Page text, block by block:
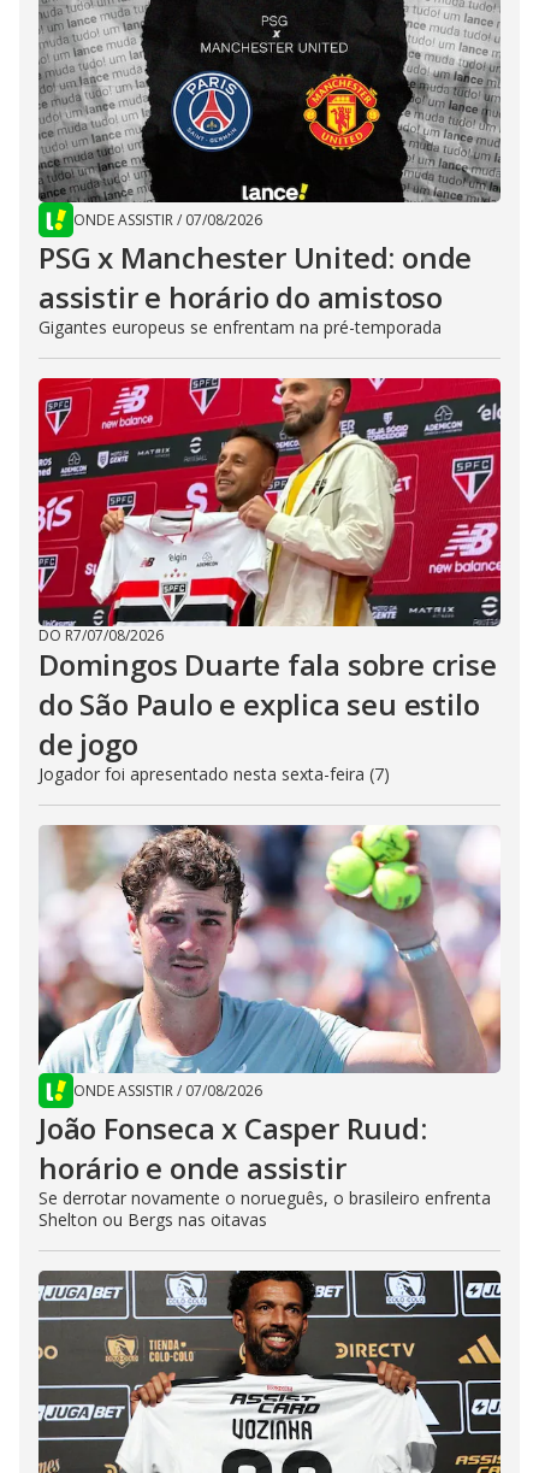
ONDE ASSISTIR/ 07/08/2026
PSG x Manchester United: onde
assistir e horário do amistoso
Gigantes europeus se enfrentam na pré-temporada
DO R7/07/08/2026
Domingos Duarte fala sobre crise
do São Paulo e explica seu estilo
de jogo
Jogador foi apresentado nesta sexta-feira (7)
ONDE ASSISTIR/ 07/08/2026
João Fonseca x Casper Ruud:
horário e onde assistir
Se derrotar novamente o norueguês, o brasileiro enfrenta
Shelton ou Bergs nas oitavas